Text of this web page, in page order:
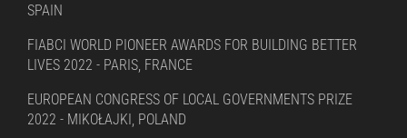
SPAIN
FIABCI WORLD PIONEER AWARDS FOR BUILDING BETTER
LIVES 2022 - PARIS, FRANCE
EUROPEAN CONGRESS OF LOCAL GOVERNMENTS PRIZE
2022 - MIKOŁAJKI, POLAND